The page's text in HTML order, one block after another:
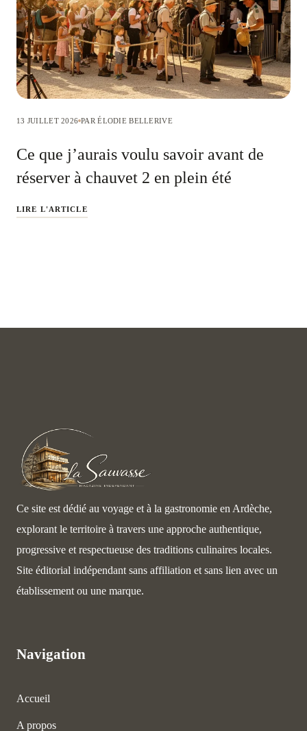
13 JUILLET 2026 PAR ÉLODIE BELLERIVE
Ce que j’aurais voulu savoir avant de
réserver à chauvet 2 en plein été
LIRE L'ARTICLE
Ce site est dédié au voyage et à la gastronomie en Ardèche,
explorant le territoire à travers une approche authentique,
progressive et respectueuse des traditions culinaires locales.
Site éditorial indépendant sans affiliation et sans lien avec un
établissement ou une marque.
Navigation
Accueil
A propos